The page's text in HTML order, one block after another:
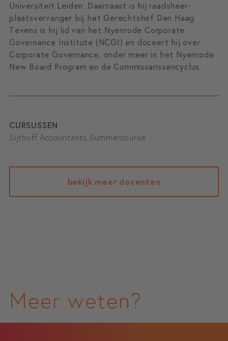
CURSUSSEN
Sijthoff Accountants Summercourse
bekijk meer docenten
Universiteit Leiden. Daarnaast is hij raadsheer-
plaatsvervanger bij het Gerechtshof Den Haag.
Tevens is hij lid van het Nyenrode Corporate
Governance Institute (NCGI) en doceert hij over
Corporate Governance, onder meer in het Nyenrode
New Board Program en de Commissarissencyclus.
Meer weten?